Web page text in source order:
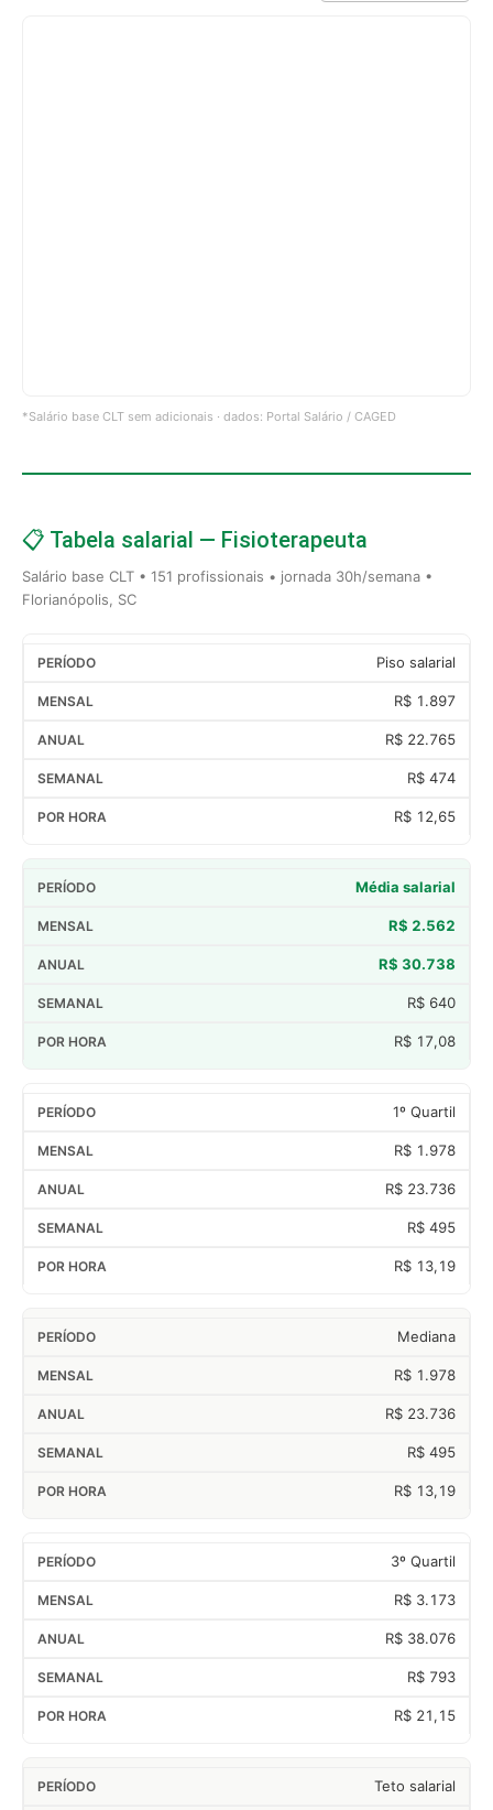
*Salário base CLT sem adicionais · dados: Portal Salário / CAGED
📋 Tabela salarial — Fisioterapeuta
Salário base CLT • 151 profissionais • jornada 30h/semana •
Florianópolis, SC
Piso salarial
R$ 1.897
R$ 22.765
R$ 474
R$ 12,65
Média salarial
R$ 2.562
R$ 30.738
R$ 640
R$ 17,08
1º Quartil
R$ 1.978
R$ 23.736
R$ 495
R$ 13,19
Mediana
R$ 1.978
R$ 23.736
R$ 495
R$ 13,19
3º Quartil
R$ 3.173
R$ 38.076
R$ 793
R$ 21,15
Teto salarial